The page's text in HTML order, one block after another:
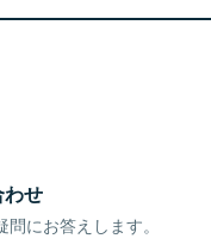
せ
にお答えします。